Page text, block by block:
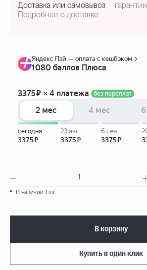
В наличии 1 шт.
В корзину
Купить в один клик
Доставка или самовывоз
Подробнее о доставке
гарантии